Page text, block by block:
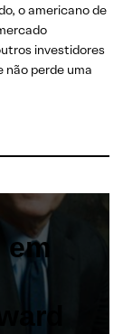
o americano de
investidores
não perde uma
em